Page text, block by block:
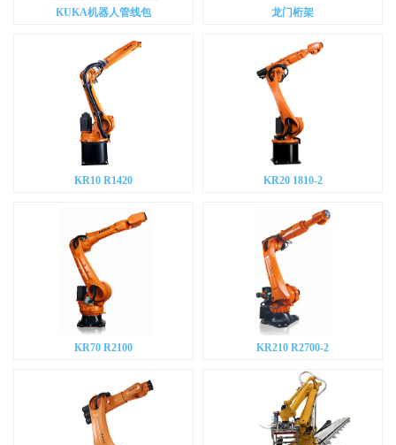
KUKA机器人管线包 龙门桁架
KR10 R1420 KR20 1810-2
KR70 R2100 KR210 R2700-2